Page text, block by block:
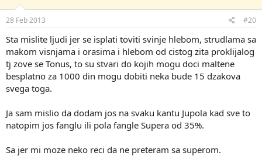
28 Feb 2013 #20
Sta mislite ljudi jer se isplati toviti svinje hlebom, strudlama sa
makom visnjama i orasima i hlebom od cistog zita proklijalog
tj zove se Tonus, to su stvari do kojih mogu doci maltene
besplatno za 1000 din mogu dobiti neka bude 15 dzakova
svega toga.
Ja sam mislio da dodam jos na svaku kantu Jupola kad sve to
natopim jos fanglu ili pola fangle Supera od 35%.
Sa jer mi moze neko reci da ne preteram sa superom.